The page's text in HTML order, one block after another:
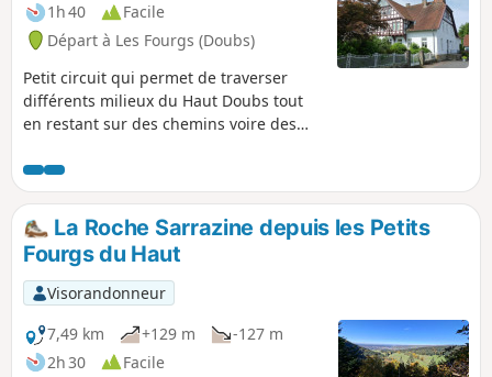
1h 40
Facile
Départ à Les Fourgs (Doubs)
Petit circuit qui permet de traverser
différents milieux du Haut Doubs tout
en restant sur des chemins voire des
partie du village rue des Fourgs. Bonne
promenade.
La Roche Sarrazine depuis les Petits
Fourgs du Haut
Visorandonneur
7,49 km
+129 m
-127 m
2h 30
Facile